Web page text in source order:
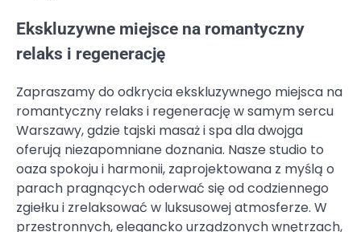
Ekskluzywne miejsce na romantyczny
relaks i regenerację
Zapraszamy do odkrycia ekskluzywnego miejsca na
romantyczny relaks i regenerację w samym sercu
Warszawy, gdzie tajski masaż i spa dla dwojga
oferują niezapomniane doznania. Nasze studio to
oaza spokoju i harmonii, zaprojektowana z myślą o
parach pragnących oderwać się od codziennego
zgiełku i zrelaksować w luksusowej atmosferze. W
przestronnych, elegancko urządzonych wnętrzach,